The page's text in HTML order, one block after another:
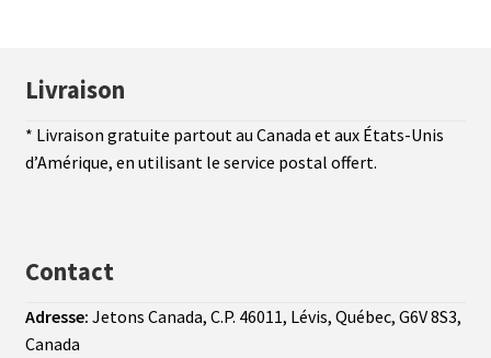
Livraison
* Livraison gratuite partout au Canada et aux États-Unis
d’Amérique, en utilisant le service postal offert.
Contact
Adresse: Jetons Canada, C.P. 46011, Lévis, Québec, G6V 8S3,
Canada